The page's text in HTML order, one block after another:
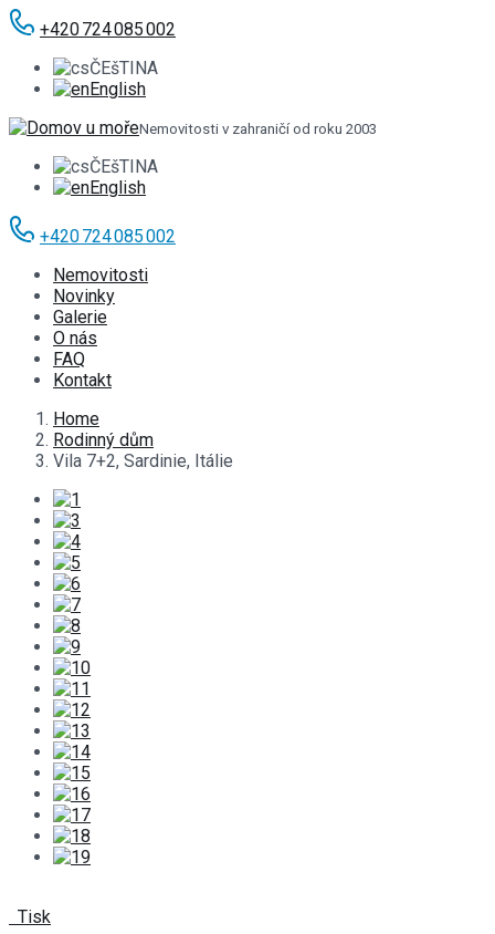
+420 724 085 002
ČEšTINA
English
Nemovitosti v zahraničí od roku 2003
ČEšTINA
English
+420 724 085 002
Nemovitosti
Novinky
Galerie
O nás
FAQ
Kontakt
Home
Rodinný dům
Vila 7+2, Sardinie, Itálie
Tisk